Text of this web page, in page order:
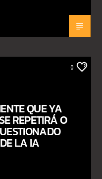
0
QUE YA
REPETIRÁ O
LA IA